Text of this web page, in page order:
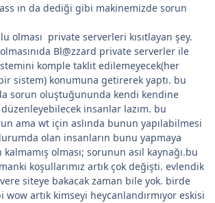
ın da dediği gibi makinemizde sorun
olması private serverleri kısıtlayan şey.
Bl@zzard private serverler ile
komple taklit edilemeyecek(her
sistem) konumuna getirerek yaptı. bu
sorun oluştuğununda kendi kendine
insanlar lazım. bu
ama wt için aslında bunun yapılabilmesi
olan insanların bunu yapmaya
kalmamış olması; sorunun asıl kaynağı.bu
koşullarımız artık çok değişti. evlendik
siteye bakacak zaman bile yok. birde
artık kimseyi heycanlandırmıyor eskisi